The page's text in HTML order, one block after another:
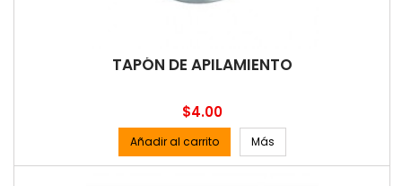
TAPÓN DE APILAMIENTO
Precio
$4.00
Añadir al carrito Más